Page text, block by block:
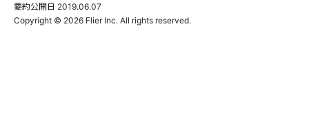
要約公開日 2019.06.07